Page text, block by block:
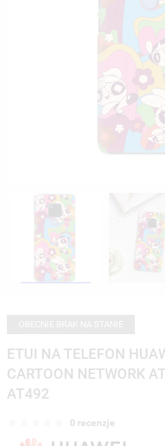
ETUI NA TELEFON
CARTOON NETWORK
AT492
0 recenzje